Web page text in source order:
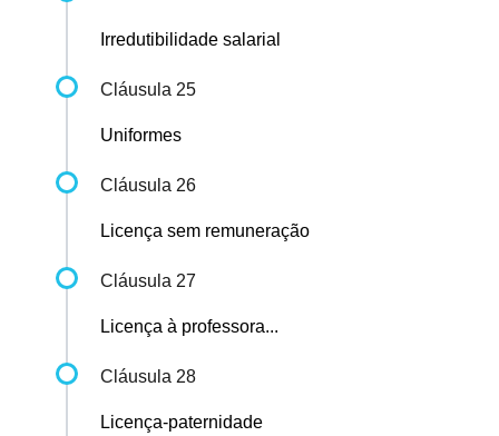
Irredutibilidade salarial
Cláusula 25
Uniformes
Cláusula 26
Licença sem remuneração
Cláusula 27
Licença à professora...
Cláusula 28
Licença-paternidade